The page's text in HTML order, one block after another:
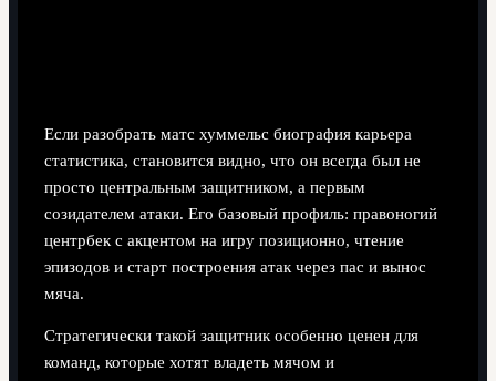
Если разобрать матс хуммельс биография карьерa
статистика, становится видно, что он всегда был не
просто центральным защитником, а первым
созидателем атаки. Его базовый профиль: правоногий
центрбек с акцентом на игру позиционно, чтение
эпизодов и старт построения атак через пас и вынос
мяча.
Стратегически такой защитник особенно ценен для
команд, которые хотят владеть мячом и